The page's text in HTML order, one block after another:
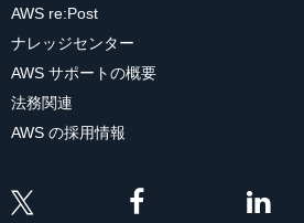
AWS re:Post
ナレッジセンター
AWS サポートの概要
法務関連
AWS の採用情報